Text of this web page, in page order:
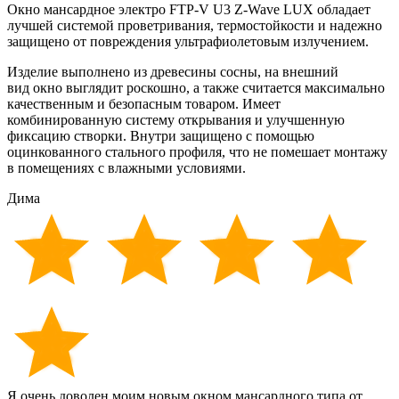
Окно мансардное электро FTP-V U3 Z-Wave LUX обладает
лучшей системой проветривания, термостойкости и надежно
защищено от повреждения ультрафиолетовым излучением.
Изделие выполнено из древесины сосны, на внешний
вид окно выглядит роскошно, а также считается максимально
качественным и безопасным товаром. Имеет
комбинированную систему открывания и улучшенную
фиксацию створки. Внутри защищено с помощью
оцинкованного стального профиля, что не помешает монтажу
в помещениях с влажными условиями.
Дима
Я очень доволен моим новым окном мансардного типа от